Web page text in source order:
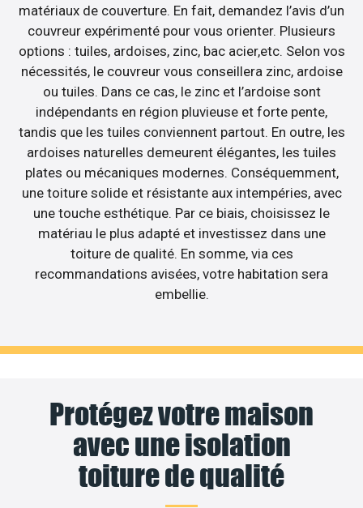
matériaux de couverture. En fait, demandez l’avis d’un
couvreur expérimenté pour vous orienter. Plusieurs
options : tuiles, ardoises, zinc, bac acier,etc. Selon vos
nécessités, le couvreur vous conseillera zinc, ardoise
ou tuiles. Dans ce cas, le zinc et l’ardoise sont
indépendants en région pluvieuse et forte pente,
tandis que les tuiles conviennent partout. En outre, les
ardoises naturelles demeurent élégantes, les tuiles
plates ou mécaniques modernes. Conséquemment,
une toiture solide et résistante aux intempéries, avec
une touche esthétique. Par ce biais, choisissez le
matériau le plus adapté et investissez dans une
toiture de qualité. En somme, via ces
recommandations avisées, votre habitation sera
embellie.
Protégez votre maison
avec une isolation
toiture de qualité